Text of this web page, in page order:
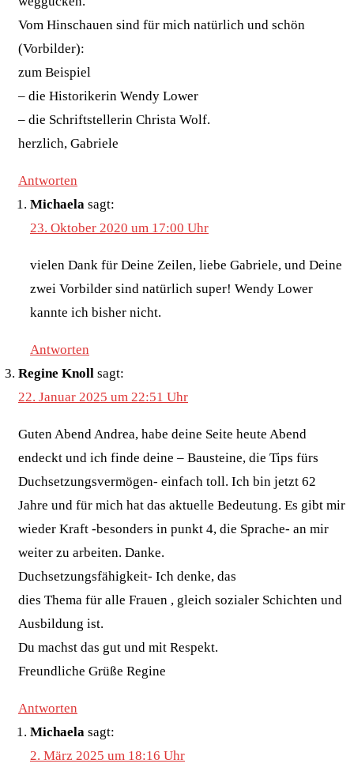
Vom Hinschauen sind für mich natürlich und schön
(Vorbilder):
zum Beispiel
– die Historikerin Wendy Lower
– die Schriftstellerin Christa Wolf.
herzlich, Gabriele
Antworten
Michaela sagt:
23. Oktober 2020 um 17:00 Uhr
vielen Dank für Deine Zeilen, liebe Gabriele, und Deine
zwei Vorbilder sind natürlich super! Wendy Lower
kannte ich bisher nicht.
Antworten
Regine Knoll sagt:
22. Januar 2025 um 22:51 Uhr
Guten Abend Andrea, habe deine Seite heute Abend
endeckt und ich finde deine – Bausteine, die Tips fürs
Duchsetzungsvermögen- einfach toll. Ich bin jetzt 62
Jahre und für mich hat das aktuelle Bedeutung. Es gibt mir
wieder Kraft -besonders in punkt 4, die Sprache- an mir
weiter zu arbeiten. Danke.
Duchsetzungsfähigkeit- Ich denke, das
dies Thema für alle Frauen , gleich sozialer Schichten und
Ausbildung ist.
Du machst das gut und mit Respekt.
Freundliche Grüße Regine
Antworten
Michaela sagt:
2. März 2025 um 18:16 Uhr